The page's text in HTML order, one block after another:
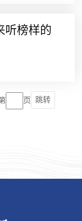
听榜样的
页 跳转